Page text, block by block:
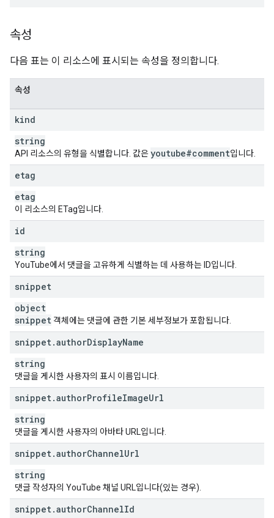
속성
다음 표는 이 리소스에 표시되는 속성을 정의합니다.
속성
kind
string
API 리소스의 유형을 식별합니다. 값은youtube#comment입니다.
etag
etag
이 리소스의 ETag입니다.
id
string
YouTube에서 댓글을 고유하게 식별하는 데 사용하는 ID입니다.
snippet
object
snippet 객체에는 댓글에 관한 기본 세부정보가 포함됩니다.
snippet.authorDisplayName
string
댓글을 게시한 사용자의 표시 이름입니다.
snippet.authorProfileImageUrl
string
댓글을 게시한 사용자의 아바타 URL입니다.
snippet.authorChannelUrl
string
댓글 작성자의 YouTube 채널 URL입니다(있는 경우).
snippet.authorChannelId